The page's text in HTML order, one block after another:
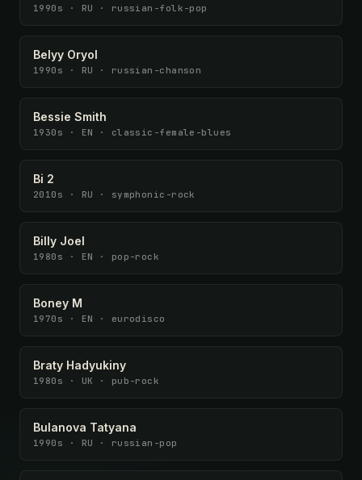
1990s · RU · russian-folk-pop
Belyy Oryol
1990s · RU · russian-chanson
Bessie Smith
1930s · EN · classic-female-blues
Bi 2
2010s · RU · symphonic-rock
Billy Joel
1980s · EN · pop-rock
Boney M
1970s · EN · eurodisco
Braty Hadyukiny
1980s · UK · pub-rock
Bulanova Tatyana
1990s · RU · russian-pop